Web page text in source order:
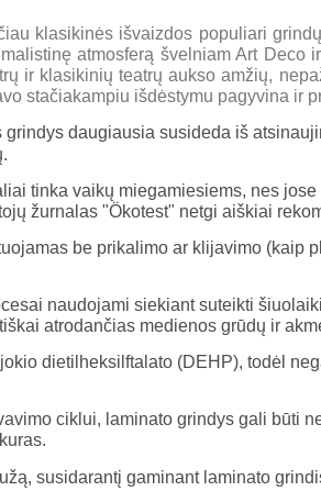
klasikinės išvaizdos populiari
atmosferą švelniam Art
ir klasikinių teatrų aukso amžių,
stačiakampiu išdėstymu pagyvina ir
grindys daugiausia susideda iš
tinka vaikų miegamiesiems, nes
žurnalas "Ökotest" netgi aiškiai
be prikalimo ar klijavimo (kaip
naudojami siekiant suteikti
atrodančias medienos grūdų ir
dietilheksilftalato (DEHP), todėl
ciklui, laminato grindys gali būti
susidarantį gaminant laminato